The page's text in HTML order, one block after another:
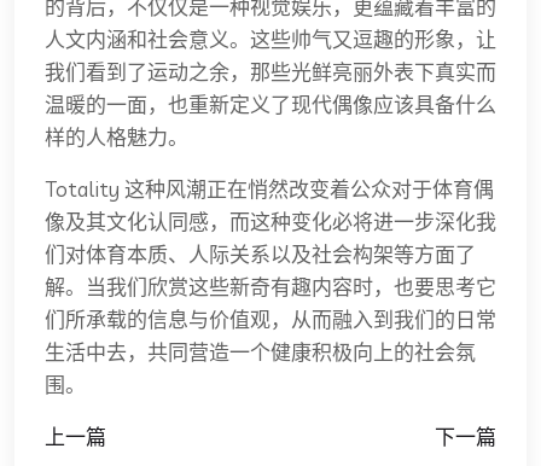
的背后，不仅仅是一种视觉娱乐，更蕴藏着丰富的
人文内涵和社会意义。这些帅气又逗趣的形象，让
我们看到了运动之余，那些光鲜亮丽外表下真实而
温暖的一面，也重新定义了现代偶像应该具备什么
样的人格魅力。
Totality 这种风潮正在悄然改变着公众对于体育偶
像及其文化认同感，而这种变化必将进一步深化我
们对体育本质、人际关系以及社会构架等方面了
解。当我们欣赏这些新奇有趣内容时，也要思考它
们所承载的信息与价值观，从而融入到我们的日常
生活中去，共同营造一个健康积极向上的社会氛
围。
上一篇 下一篇